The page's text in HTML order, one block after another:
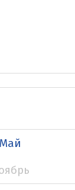
Май